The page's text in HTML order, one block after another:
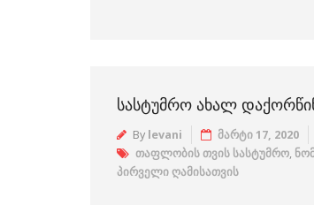
ᲡᲐᲡᲢᲣᲛᲠᲝ ᲐᲮᲐᲚ
By levani მარტი 17, 2020
თაფლობის თვის სასტუმრო,
პირველი ღამისათვის